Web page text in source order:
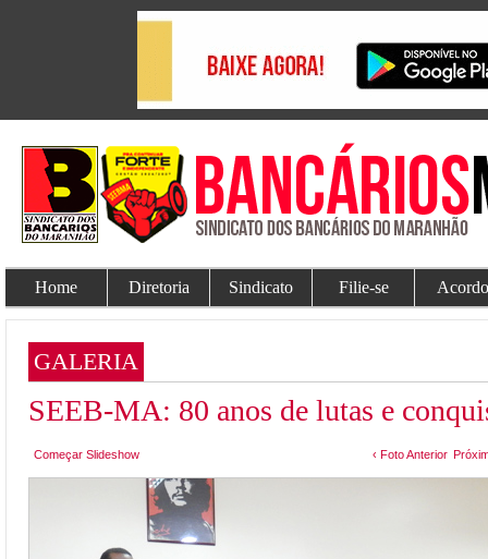
Home Diretoria Sindicato Filie-se
GALERIA
SEEB-MA: 80 anos de lutas e
Começar Slideshow ‹ Foto Anterior